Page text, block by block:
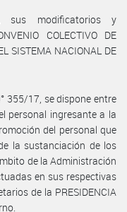
sus modificatorios y
COLECTIVO DE
SISTEMA NACIONAL DE
355/17, se dispone entre
personal ingresante a la
del personal que
la sustanciación de los
de la Administración
en sus respectivas
de la PRESIDENCIA